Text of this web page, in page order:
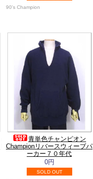
90's Champion
青単色チャンピオン
Championリバースウィーブパ
ーカー７０年代
0円
SOLD OUT